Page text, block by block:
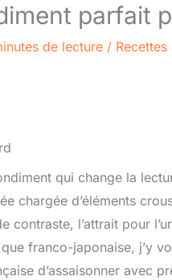
parfait
de lecture /
qui change la
chargée d’éléments
contraste, l’attrait pour
franco-japonaise, j’y
d’assaisonner avec